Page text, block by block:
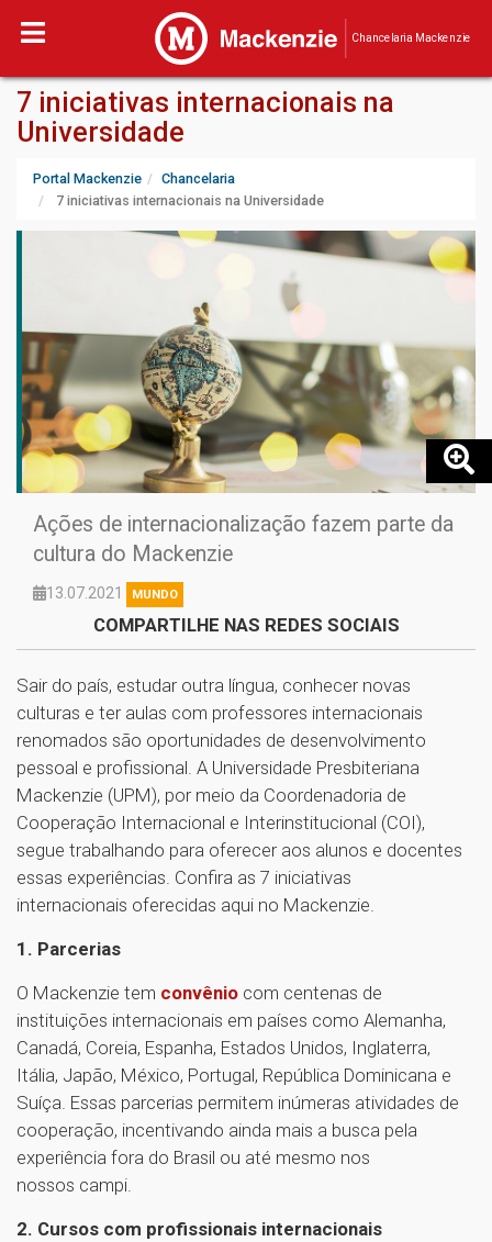
Chancelaria Mackenzie
7 iniciativas internacionais na
Universidade
Portal Mackenzie
Chancelaria
7 iniciativas internacionais na Universidade
Ações de internacionalização fazem parte da
cultura do Mackenzie
13.07.2021 MUNDO
COMPARTILHE NAS REDES SOCIAIS
Sair do país, estudar outra língua, conhecer novas
culturas e ter aulas com professores internacionais
renomados são oportunidades de desenvolvimento
pessoal e profissional. A Universidade Presbiteriana
Mackenzie (UPM), por meio da Coordenadoria de
Cooperação Internacional e Interinstitucional (COI),
segue trabalhando para oferecer aos alunos e docentes
essas experiências. Confira as 7 iniciativas
internacionais oferecidas aqui no Mackenzie.
1. Parcerias
O Mackenzie tem convênio com centenas de
instituições internacionais em países como Alemanha,
Canadá, Coreia, Espanha, Estados Unidos, Inglaterra,
Itália, Japão, México, Portugal, República Dominicana e
Suíça. Essas parcerias permitem inúmeras atividades de
cooperação, incentivando ainda mais a busca pela
experiência fora do Brasil ou até mesmo nos
nossos campi.
2. Cursos com profissionais internacionais